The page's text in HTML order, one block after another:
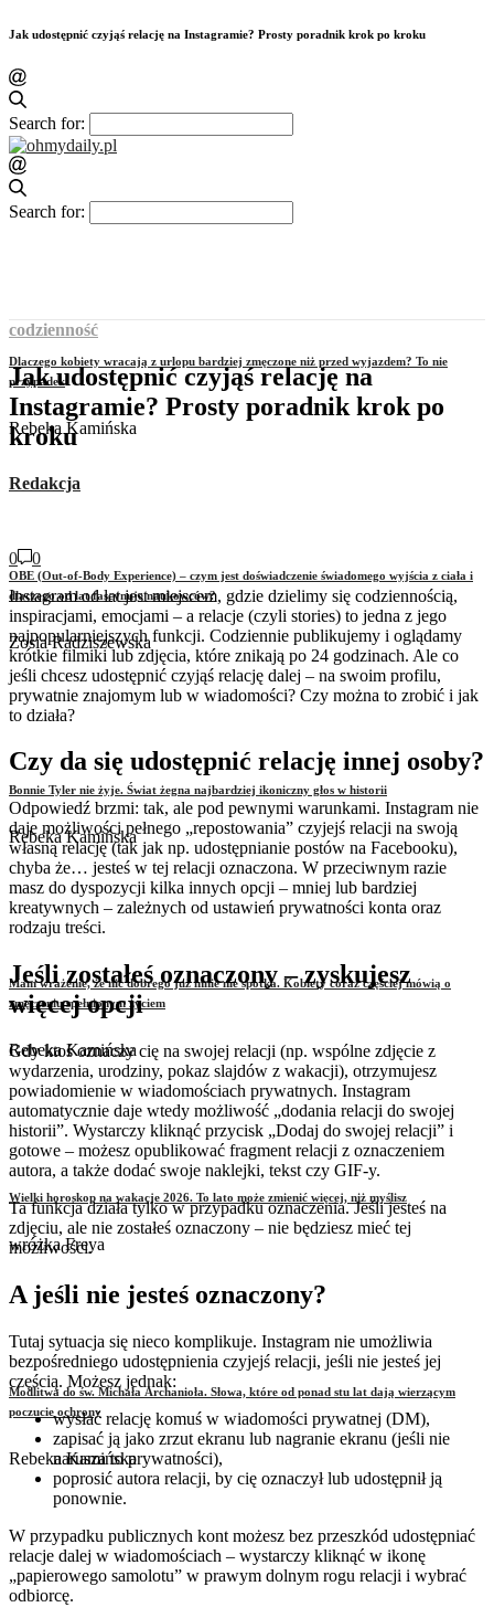
Jak udostępnić czyjąś relację na Instagramie? Prosty poradnik krok po kroku
Search for:
Search for:
Dlaczego kobiety wracają z urlopu bardziej zmęczone niż przed wyjazdem? To nie
przypadek
Rebeka Kamińska
OBE (Out-of-Body Experience) – czym jest doświadczenie świadomego wyjścia z ciała i
dlaczego od lat fascynuje naukowców?
Zosia Radziszewska
Bonnie Tyler nie żyje. Świat żegna najbardziej ikoniczny głos w historii
Rebeka Kamińska
Mam wrażenie, że nic dobrego już mnie nie spotka. Kobiety coraz częściej mówią o
zmęczeniu spełnionym życiem
Rebeka Kamińska
Wielki horoskop na wakacje 2026. To lato może zmienić więcej, niż myślisz
wróżka Freya
Modlitwa do św. Michała Archanioła. Słowa, które od ponad stu lat dają wierzącym
poczucie ochrony
Rebeka Kamińska
codzienność
Jak udostępnić czyjąś relację na
Instagramie? Prosty poradnik krok po
kroku
Redakcja
0
0
Instagram od lat jest miejscem, gdzie dzielimy się codziennością,
inspiracjami, emocjami – a relacje (czyli stories) to jedna z jego
najpopularniejszych funkcji. Codziennie publikujemy i oglądamy
krótkie filmiki lub zdjęcia, które znikają po 24 godzinach. Ale co
jeśli chcesz udostępnić czyjąś relację dalej – na swoim profilu,
prywatnie znajomym lub w wiadomości? Czy można to zrobić i jak
to działa?
Czy da się udostępnić relację innej osoby?
Odpowiedź brzmi: tak, ale pod pewnymi warunkami. Instagram nie
daje możliwości pełnego „repostowania” czyjejś relacji na swoją
własną relację (tak jak np. udostępnianie postów na Facebooku),
chyba że… jesteś w tej relacji oznaczona. W przeciwnym razie
masz do dyspozycji kilka innych opcji – mniej lub bardziej
kreatywnych – zależnych od ustawień prywatności konta oraz
rodzaju treści.
Jeśli zostałeś oznaczony – zyskujesz
więcej opcji
Gdy ktoś oznaczy cię na swojej relacji (np. wspólne zdjęcie z
wydarzenia, urodziny, pokaz slajdów z wakacji), otrzymujesz
powiadomienie w wiadomościach prywatnych. Instagram
automatycznie daje wtedy możliwość „dodania relacji do swojej
historii”. Wystarczy kliknąć przycisk „Dodaj do swojej relacji” i
gotowe – możesz opublikować fragment relacji z oznaczeniem
autora, a także dodać swoje naklejki, tekst czy GIF-y.
Ta funkcja działa tylko w przypadku oznaczenia. Jeśli jesteś na
zdjęciu, ale nie zostałeś oznaczony – nie będziesz mieć tej
możliwości.
A jeśli nie jesteś oznaczony?
Tutaj sytuacja się nieco komplikuje. Instagram nie umożliwia
bezpośredniego udostępnienia czyjejś relacji, jeśli nie jesteś jej
częścią. Możesz jednak:
wysłać relację komuś w wiadomości prywatnej (DM),
zapisać ją jako zrzut ekranu lub nagranie ekranu (jeśli nie
narusza to prywatności),
poprosić autora relacji, by cię oznaczył lub udostępnił ją
ponownie.
W przypadku publicznych kont możesz bez przeszkód udostępniać
relacje dalej w wiadomościach – wystarczy kliknąć w ikonę
„papierowego samolotu” w prawym dolnym rogu relacji i wybrać
odbiorcę.